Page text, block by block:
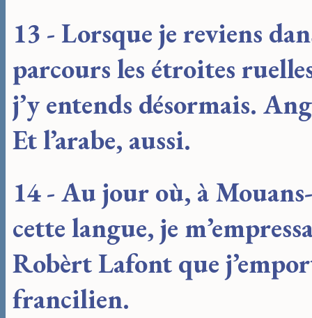
13 - Lorsque je reviens
parcours les étroites
j’y entends désormais.
Et l’arabe, aussi.
14 - Au jour où, à
cette langue, je
Robèrt Lafont que
francilien.